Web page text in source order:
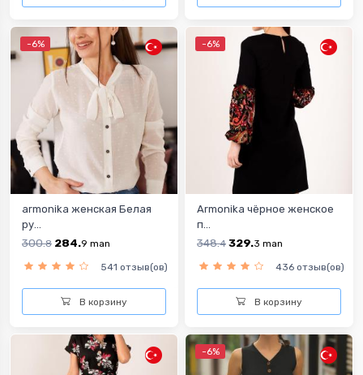
-6%
armonika женская Белая
ру...
300.8 284.9 man
541 отзыв(ов)
В корзину
-6%
Armonika чёрное женское
п...
348.4 329.3 man
436 отзыв(ов)
В корзину
-6%